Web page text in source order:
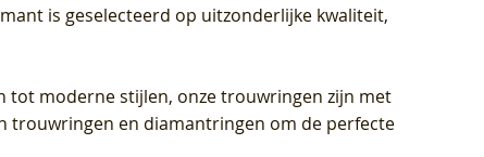
is geselecteerd op uitzonderlijke kwaliteit,
tot moderne stijlen, onze trouwringen zijn met
trouwringen en diamantringen om de perfecte